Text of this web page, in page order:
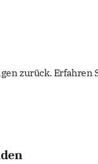
zurück. Erfahren